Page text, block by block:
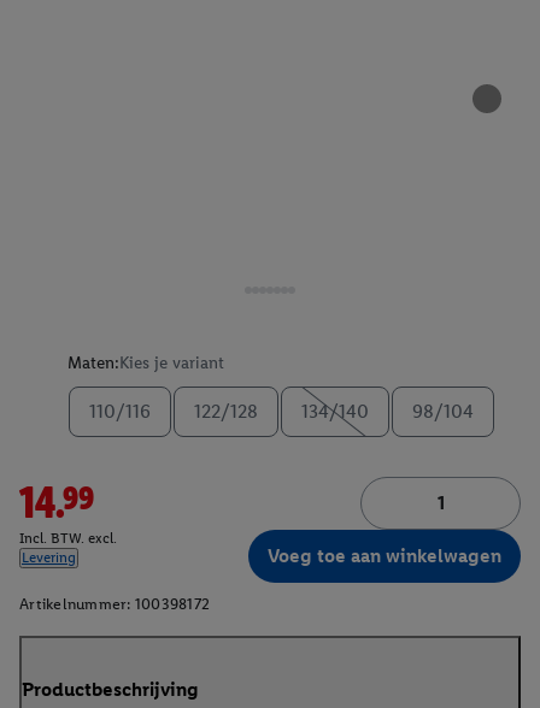
Maten:Kies je variant
110/116 122/128 134/140 98/104
14.99
Incl. BTW. excl.
Levering
Voeg toe aan winkelwagen
Artikelnummer: 100398172
Productbeschrijving